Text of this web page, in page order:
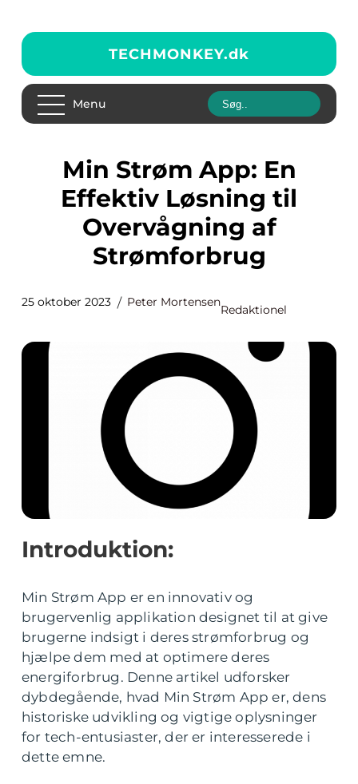
TECHMONKEY.dk
Menu
Min Strøm App: En
Effektiv Løsning til
Overvågning af
Strømforbrug
25 oktober 2023 Peter Mortensen
Redaktionel
Introduktion:
Min Strøm App er en innovativ og
brugervenlig applikation designet til at give
brugerne indsigt i deres strømforbrug og
hjælpe dem med at optimere deres
energiforbrug. Denne artikel udforsker
dybdegående, hvad Min Strøm App er, dens
historiske udvikling og vigtige oplysninger
for tech-entusiaster, der er interesserede i
dette emne.